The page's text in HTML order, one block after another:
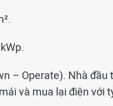
– Operate). Nhà
và mua lại điện với